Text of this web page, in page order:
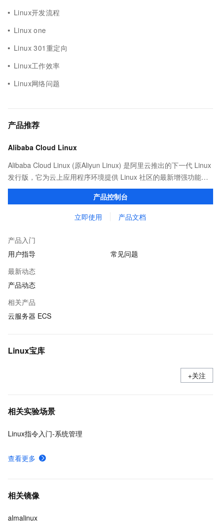
Linux开发流程
Linux one
Linux 301重定向
Linux工作效率
Linux网络问题
产品推荐
Alibaba Cloud Linux
Alibaba Cloud Linux (原Aliyun Linux) 是阿里云推出的下一代 Linux
发行版，它为云上应用程序环境提供 Linux 社区的最新增强功能，
在提供云上最佳用户体验的同时，也针对阿里云基础设施做了深度
产品控制台
立即使用 产品文档
产品入门
用户指导
常见问题
最新动态
产品动态
相关产品
云服务器 ECS
Linux宝库
+关注
相关实验场景
Linux指令入门-系统管理
查看更多
相关镜像
almalinux